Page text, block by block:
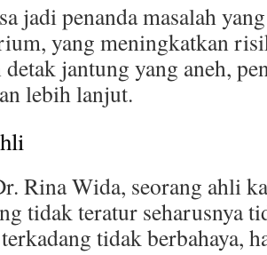
jadi penanda masalah
yang meningkatkan
detak jantung yang aneh,
lebih lanjut.
Rina Wida, seorang ahli
tidak teratur seharusnya
tidak berbahaya,